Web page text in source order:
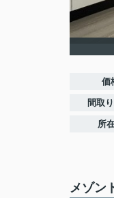
価
間取
所
メゾン